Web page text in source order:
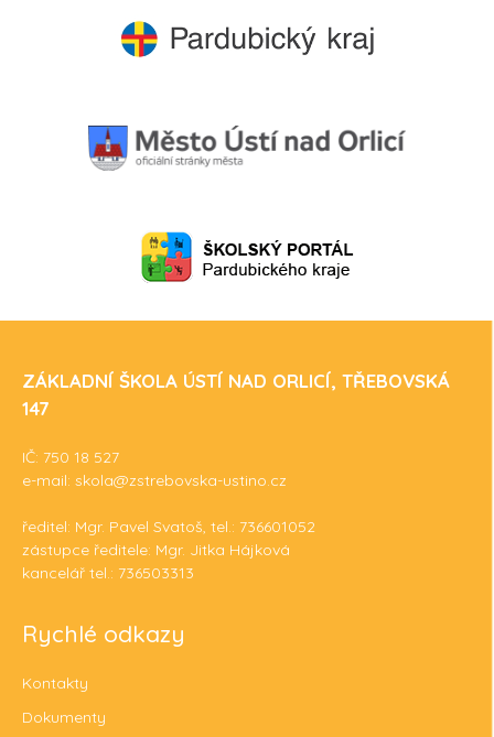
ZÁKLADNÍ ŠKOLA ÚSTÍ NAD ORLICÍ, TŘEBOVSKÁ
147
IČ: 750 18 527
e-mail: skola@zstrebovska-ustino.cz
ředitel: Mgr. Pavel Svatoš, tel.: 736601052
zástupce ředitele: Mgr. Jitka Hájková
kancelář tel.: 736503313
Rychlé odkazy
Kontakty
Dokumenty